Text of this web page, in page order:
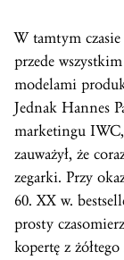
W tamtym
przede
modelami
Jednak Hannes
marketingu IWC,
zauważył, że
zegarki. Przy
60. XX w.
prosty
kopertę z